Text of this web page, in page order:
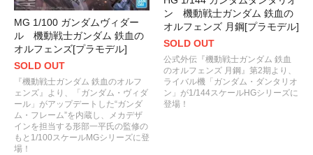
MG 1/100 ガンダムヴィダー
ル 機動戦士ガンダム 鉄血の
オルフェンズ[プラモデル]
SOLD OUT
『機動戦士ガンダム 鉄血のオルフ
ェンズ』より、「ガンダム・ヴィダ
ール」がアップデートした“ガンダ
ム・フレーム”を内蔵し、メカデザ
インを担当する形部一平氏の監修の
もと1/100スケールMGシリーズに登
場！
ン 機動戦士ガンダム 鉄血の
オルフェンズ 月鋼[プラモデル]
SOLD OUT
公式外伝『機動戦士ガンダム 鉄血
のオルフェンズ 月鋼』第2期より、
ライバル機「ガンダム・ダンタリオ
ン」が1/144スケールHGシリーズに
登場！